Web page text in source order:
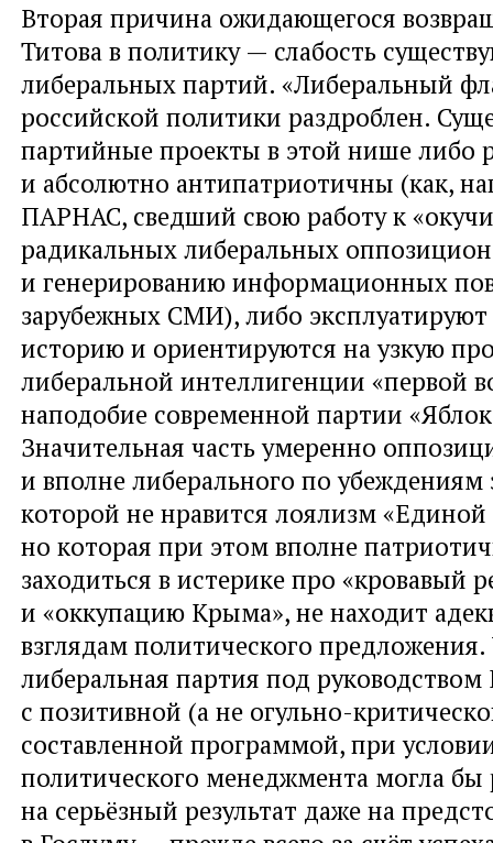
Вторая причина ожидающегося
Титова в политику — слабость
либеральных партий. «Либеральный
российской политики раздроблен.
партийные проекты в этой нише либо
и абсолютно антипатриотичны (как,
ПАРНАС, сведший свою работу к
радикальных либеральных
и генерированию информационных
зарубежных СМИ), либо
историю и ориентируются на узкую
либеральной интеллигенции «первой
наподобие современной партии
Значительная часть умеренно
и вполне либерального по убеждениям
которой не нравится лоялизм «Единой
но которая при этом вполне
заходиться в истерике про «кровавый
и «оккупацию Крыма», не находит
взглядам политического
либеральная партия под руководством
с позитивной (а не огульно-
составленной программой, при
политического менеджмента могла бы
на серьёзный результат даже на